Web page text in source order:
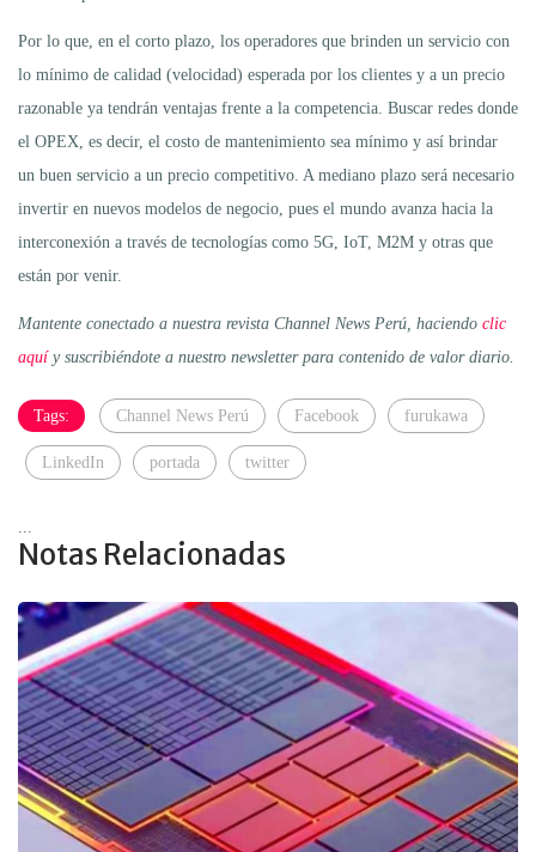
Por lo que, en el corto plazo, los operadores que brinden un servicio con
lo mínimo de calidad (velocidad) esperada por los clientes y a un precio
razonable ya tendrán ventajas frente a la competencia. Buscar redes donde
el OPEX, es decir, el costo de mantenimiento sea mínimo y así brindar
un buen servicio a un precio competitivo. A mediano plazo será necesario
invertir en nuevos modelos de negocio, pues el mundo avanza hacia la
interconexión a través de tecnologías como 5G, IoT, M2M y otras que
están por venir.
Mantente conectado a nuestra revista Channel News Perú, haciendo clic
aquíy suscribiéndote a nuestro newsletter para contenido de valor diario.
Tags: Channel News Perú Facebook furukawa
LinkedIn portada twitter
Notas Relacionadas